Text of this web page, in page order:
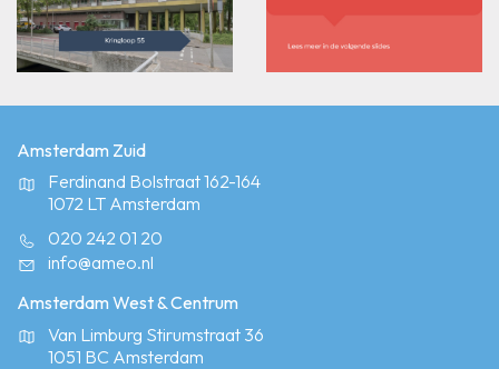
Amsterdam Zuid
Ferdinand Bolstraat 162-164
1072 LT Amsterdam
020 242 01 20
info@ameo.nl
Amsterdam West & Centrum
Van Limburg Stirumstraat 36
1051 BC Amsterdam